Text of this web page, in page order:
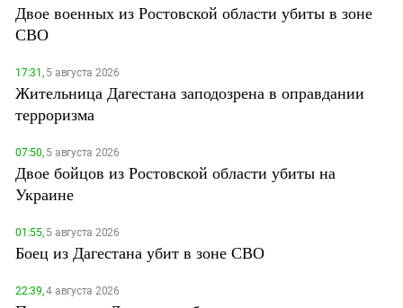
Двое военных из Ростовской области убиты в зоне
СВО
17:31,5 августа 2026
Жительница Дагестана заподозрена в оправдании
терроризма
07:50,5 августа 2026
Двое бойцов из Ростовской области убиты на
Украине
01:55,5 августа 2026
Боец из Дагестана убит в зоне СВО
22:39,4 августа 2026